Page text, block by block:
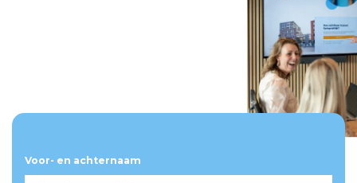
Voor- en achternaam